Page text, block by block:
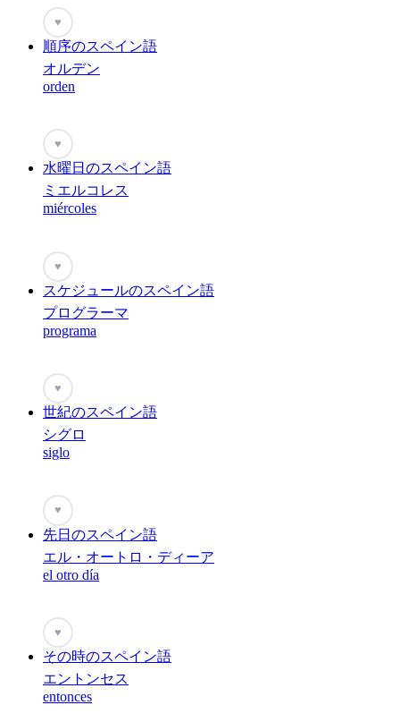
♥
順序のスペイン語
オルデン
orden
♥
水曜日のスペイン語
ミエルコレス
miércoles
♥
スケジュールのスペイン語
プログラーマ
programa
♥
世紀のスペイン語
シグロ
siglo
♥
先日のスペイン語
エル・オートロ・ディーア
el otro día
♥
その時のスペイン語
エントンセス
entonces